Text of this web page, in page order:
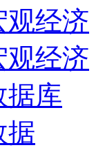
观经济
观经济
据库
据